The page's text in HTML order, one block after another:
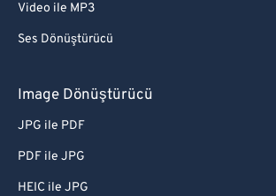
Video ile MP3
Ses Dönüştürücü
Image Dönüştürücü
JPG ile PDF
PDF ile JPG
HEIC ile JPG